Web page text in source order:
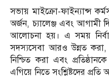
সভায় মাইক্রো-ফাইন্যান্স
অর্জন, চ্যালেঞ্জ এবং আগামী
আলোচনা হয়। এ সময়
সদস্যসেবা আরও উন্নত করা,
নিশ্চিত করা এবং
এগিয়ে নিতে সংশ্লিষ্টদের প্রতি